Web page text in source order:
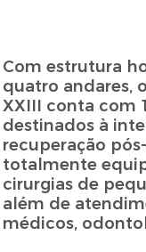
Com estrutura
quatro andares,
XXIII conta com
destinados à
recuperação
totalmente
cirurgias de
além de
médicos,